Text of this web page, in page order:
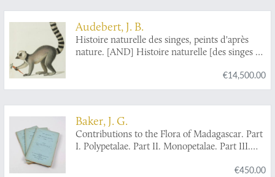
Audebert, J. B.
Histoire naturelle des singes, peints d'après
nature. [AND] Histoire naturelle [des singes et]
€14,500.00
Baker, J. G.
Contributions to the Flora of Madagascar. Part
I. Polypetalae. Part II. Monopetalae. Part III.
€450.00